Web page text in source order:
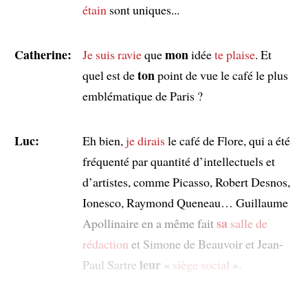
étain sont uniques...
Catherine: Je suis raviequemonidéete plaise. Et
quel est detonpoint de vue le café le plus
emblématique de Paris ?
Luc: Eh bien, je diraisle café de Flore, qui a été
fréquenté par quantité d’intellectuels et
d’artistes, comme Picasso, Robert Desnos,
Ionesco, Raymond Queneau… Guillaume
Apollinaire en a même faitsa salle de
rédaction et Simone de Beauvoir et Jean-
Paul Sartre leur« siège social ».